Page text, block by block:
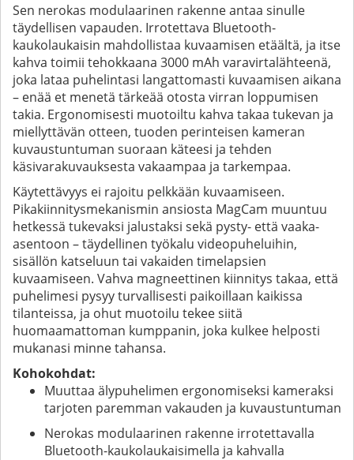
Sen nerokas modulaarinen rakenne antaa sinulle
täydellisen vapauden. Irrotettava Bluetooth-
kaukolaukaisin mahdollistaa kuvaamisen etäältä, ja itse
kahva toimii tehokkaana 3000 mAh varavirtalähteenä,
joka lataa puhelintasi langattomasti kuvaamisen aikana
– enää et menetä tärkeää otosta virran loppumisen
takia. Ergonomisesti muotoiltu kahva takaa tukevan ja
miellyttävän otteen, tuoden perinteisen kameran
kuvaustuntuman suoraan käteesi ja tehden
käsivarakuvauksesta vakaampaa ja tarkempaa.
Käytettävyys ei rajoitu pelkkään kuvaamiseen.
Pikakiinnitysmekanismin ansiosta MagCam muuntuu
hetkessä tukevaksi jalustaksi sekä pysty- että vaaka-
asentoon – täydellinen työkalu videopuheluihin,
sisällön katseluun tai vakaiden timelapsien
kuvaamiseen. Vahva magneettinen kiinnitys takaa, että
puhelimesi pysyy turvallisesti paikoillaan kaikissa
tilanteissa, ja ohut muotoilu tekee siitä
huomaamattoman kumppanin, joka kulkee helposti
mukanasi minne tahansa.
Kohokohdat:
Muuttaa älypuhelimen ergonomiseksi kameraksi
tarjoten paremman vakauden ja kuvaustuntuman
Nerokas modulaarinen rakenne irrotettavalla
Bluetooth-kaukolaukaisimella ja kahvalla